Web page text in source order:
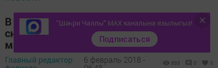
В России появится возможность
снимать деньги с карты на кассе в
магазине
Главный редактор
6 февраль 2018 -
633 0 0
"Шәһри Чаллы" MAX каналына язылыгыз!
Подписаться